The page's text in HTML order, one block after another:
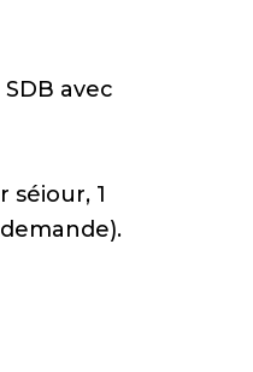
avec
séiour, 1